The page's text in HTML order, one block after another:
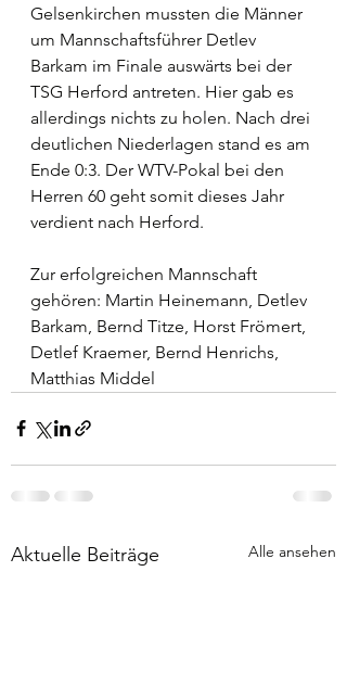
Gelsenkirchen mussten die Männer
um Mannschaftsführer Detlev
Barkam im Finale auswärts bei der
TSG Herford antreten. Hier gab es
allerdings nichts zu holen. Nach drei
deutlichen Niederlagen stand es am
Ende 0:3. Der WTV-Pokal bei den
Herren 60 geht somit dieses Jahr
verdient nach Herford.
Zur erfolgreichen Mannschaft
gehören: Martin Heinemann, Detlev
Barkam, Bernd Titze, Horst Frömert,
Detlef Kraemer, Bernd Henrichs,
Matthias Middel
Aktuelle Beiträge Alle ansehen